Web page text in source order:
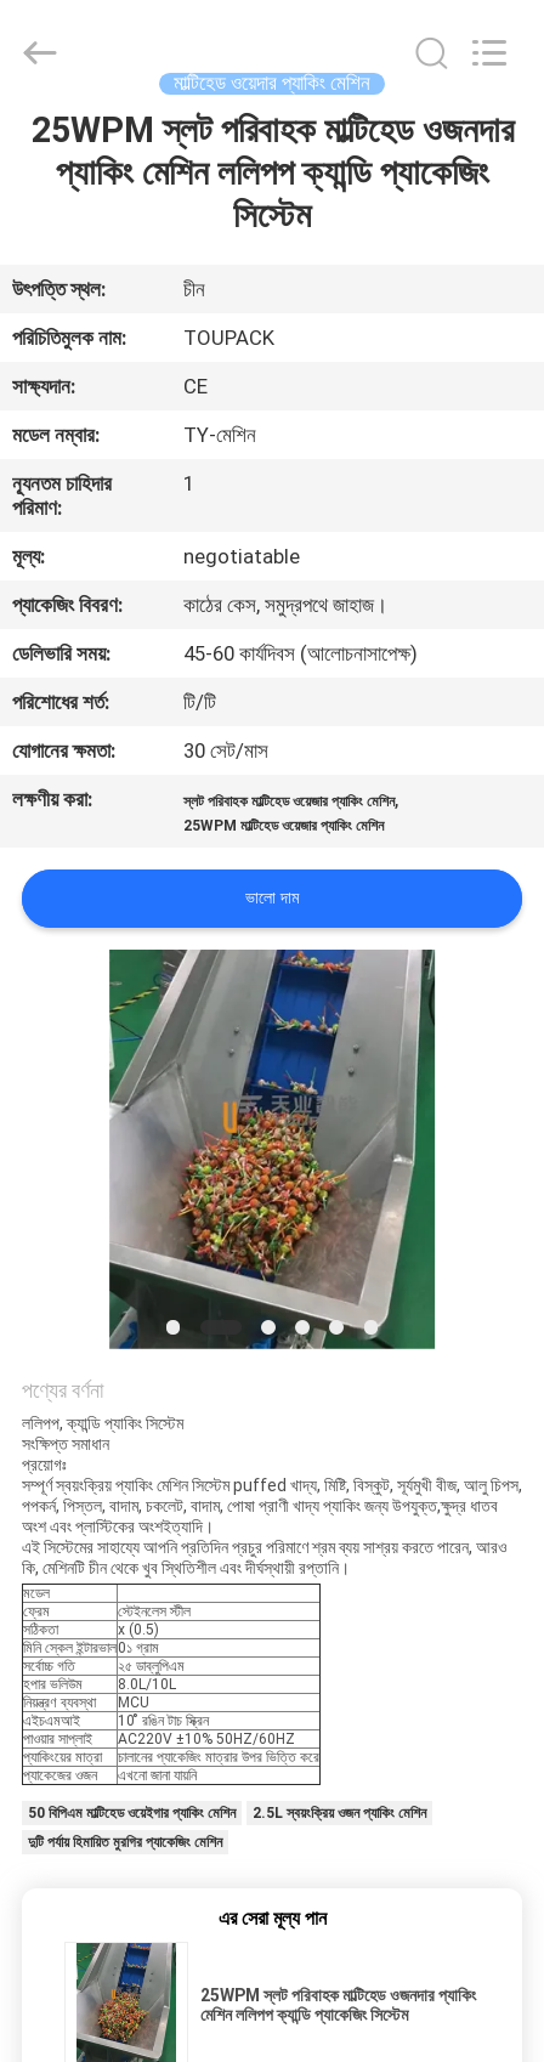
বাড়ি
আমাদের
সম্পর্কে
ফ্যাক্টরি
ট্যুর
নিয়ন্ত্রণ
আমাদের
সাথে
যোগাযোগ
করুন
মামলা
গোপনীয়তা
Reserved.
মাল্টিহেড ওয়েদার প্যাকিং মেশিন
25WPM স্লট পরিবাহক মাল্টিহেড ওজনদার
প্যাকিং মেশিন ললিপপ ক্যান্ডি প্যাকেজিং
সিস্টেম
উৎপত্তি স্থল:
চীন
পরিচিতিমুলক নাম:
TOUPACK
সাক্ষ্যদান:
CE
মডেল নম্বার:
TY-মেশিন
ন্যূনতম চাহিদার
পরিমাণ:
1
মূল্য:
negotiatable
প্যাকেজিং বিবরণ:
কাঠের কেস, সমুদ্রপথে জাহাজ।
ডেলিভারি সময়:
45-60 কার্যদিবস (আলোচনাসাপেক্ষ)
পরিশোধের শর্ত:
টি/টি
যোগানের ক্ষমতা:
30 সেট/মাস
লক্ষণীয় করা:
স্লট পরিবাহক মাল্টিহেড ওয়েজার প্যাকিং মেশিন,
25WPM মাল্টিহেড ওয়েজার প্যাকিং মেশিন
ভালো দাম
পণ্যের বর্ণনা
ললিপপ, ক্যান্ডি প্যাকিং সিস্টেম
সংক্ষিপ্ত সমাধান
প্রয়োগঃ
সম্পূর্ণ স্বয়ংক্রিয় প্যাকিং মেশিন সিস্টেম puffed খাদ্য, মিষ্টি, বিস্কুট, সূর্যমুখী বীজ, আলু চিপস,
পপকর্ন, পিস্তল, বাদাম, চকলেট, বাদাম, পোষা প্রাণী খাদ্য প্যাকিং জন্য উপযুক্ত,ক্ষুদ্র ধাতব
অংশ এবং প্লাস্টিকের অংশইত্যাদি।
এই সিস্টেমের সাহায্যে আপনি প্রতিদিন প্রচুর পরিমাণে শ্রম ব্যয় সাশ্রয় করতে পারেন, আরও
কি, মেশিনটি চীন থেকে খুব স্থিতিশীল এবং দীর্ঘস্থায়ী রপ্তানি।
মডেল
ফ্রেম
স্টেইনলেস স্টীল
সঠিকতা
x (0.5)
মিনি স্কেল ইন্টারভাল0১ গ্রাম
সর্বোচ্চ গতি
২৫ ডাব্লুপিএম
হপার ভলিউম
8.0L/10L
নিয়ন্ত্রণ ব্যবস্থা
MCU
এইচএমআই
10 ̊ রঙিন টাচ স্ক্রিন
পাওয়ার সাপ্লাই
AC220V ±10% 50HZ/60HZ
প্যাকিংয়ের মাত্রা
চালানের প্যাকেজিং মাত্রার উপর ভিত্তি করে
প্যাকেজের ওজন
এখনো জানা যায়নি
50 বিপিএম মাল্টিহেড ওয়েইগার প্যাকিং মেশিন
2.5L স্বয়ংক্রিয় ওজন প্যাকিং মেশিন
দুটি পর্যায় হিমায়িত মুরগির প্যাকেজিং মেশিন
এর সেরা মূল্য পান
25WPM স্লট পরিবাহক মাল্টিহেড ওজনদার প্যাকিং
মেশিন ললিপপ ক্যান্ডি প্যাকেজিং সিস্টেম